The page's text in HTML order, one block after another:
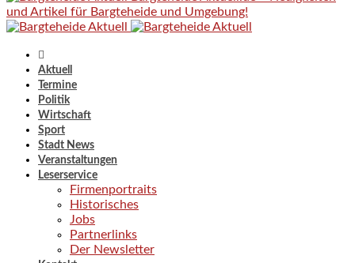
und Artikel für Bargteheide und Umgebung!
Aktuell
Termine
Politik
Wirtschaft
Sport
Stadt News
Veranstaltungen
Leserservice
Firmenportraits
Historisches
Jobs
Partnerlinks
Der Newsletter